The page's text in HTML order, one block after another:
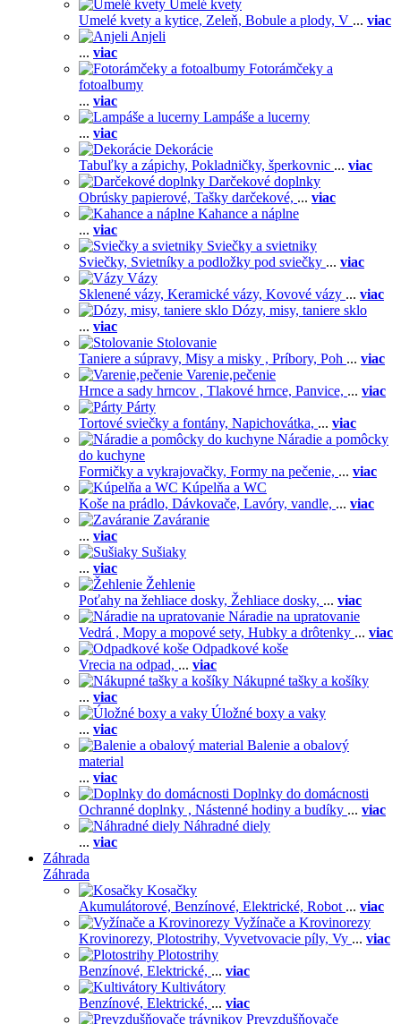
Umelé kvety
Umelé kvety a kytice, Zeleň, Bobule a plody, V ... viac
Anjeli
... viac
Fotorámčeky a
fotoalbumy
... viac
Lampáše a lucerny
... viac
Dekorácie
Tabuľky a zápichy, Pokladničky, šperkovnic ... viac
Darčekové doplnky
Obrúsky papierové, Tašky darčekové, ... viac
Kahance a náplne
... viac
Sviečky a svietniky
Sviečky, Svietníky a podložky pod sviečky ... viac
Vázy
Sklenené vázy, Keramické vázy, Kovové vázy ... viac
Dózy, misy, taniere sklo
... viac
Stolovanie
Taniere a súpravy, Misy a misky , Príbory, Poh ... viac
Varenie,pečenie
Hrnce a sady hrncov , Tlakové hrnce, Panvice, ... viac
Párty
Tortové sviečky a fontány, Napichovátka, ... viac
Náradie a pomôcky
do kuchyne
Formičky a vykrajovačky, Formy na pečenie, ... viac
Kúpelňa a WC
Koše na prádlo, Dávkovače, Lavóry, vandle, ... viac
Zaváranie
... viac
Sušiaky
... viac
Žehlenie
Poťahy na žehliace dosky, Žehliace dosky, ... viac
Náradie na upratovanie
Vedrá , Mopy a mopové sety, Hubky a drôtenky ... viac
Odpadkové koše
Vrecia na odpad, ... viac
Nákupné tašky a košíky
... viac
Úložné boxy a vaky
... viac
Balenie a obalový
material
... viac
Doplnky do domácnosti
Ochranné doplnky , Nástenné hodiny a budíky ... viac
Náhradné diely
... viac
Záhrada
Záhrada
Kosačky
Akumulátorové, Benzínové, Elektrické, Robot ... viac
Vyžínače a Krovinorezy
Krovinorezy, Plotostrihy, Vyvetvovacie píly, Vy ... viac
Plotostrihy
Benzínové, Elektrické, ... viac
Kultivátory
Benzínové, Elektrické, ... viac
Prevzdušňovače